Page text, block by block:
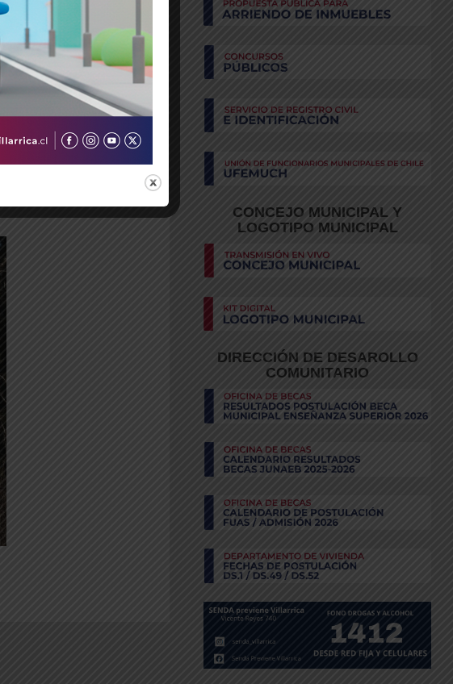
CONCEJO MUNICIPAL Y
LOGOTIPO MUNICIPAL
DIRECCIÓN DE DESAROLLO
COMUNITARIO